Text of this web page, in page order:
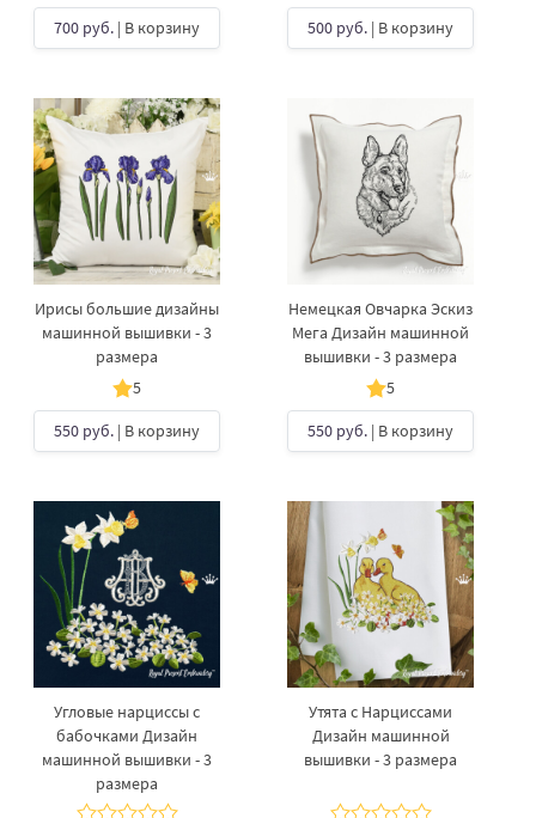
700 руб. | В корзину 500 руб. | В корзину
Ирисы большие дизайны
машинной вышивки - 3
размера
5
550 руб. | В корзину
Немецкая Овчарка Эскиз
Мега Дизайн машинной
вышивки - 3 размера
5
550 руб. | В корзину
Угловые нарциссы с
бабочками Дизайн
машинной вышивки - 3
размера
Утята с Нарциссами
Дизайн машинной
вышивки - 3 размера